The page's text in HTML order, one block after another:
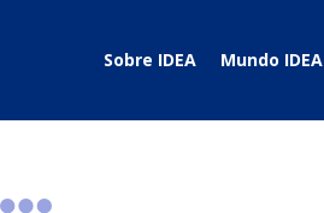
Sobre IDEA Mundo IDEA